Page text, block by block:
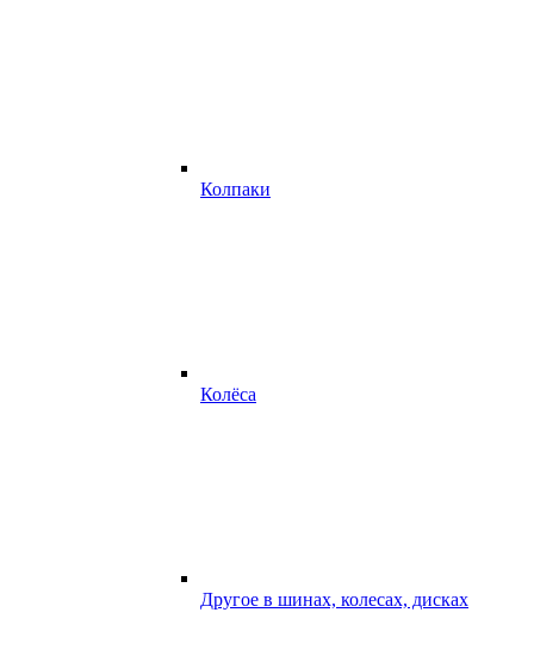
Колпаки
Колёса
Другое в шинах, колесах, дисках